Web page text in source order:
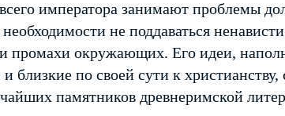
императора занимают проблемы
не поддаваться
промахи окружающих. Его идеи,
по своей сути к христианству,
памятников древнеримской